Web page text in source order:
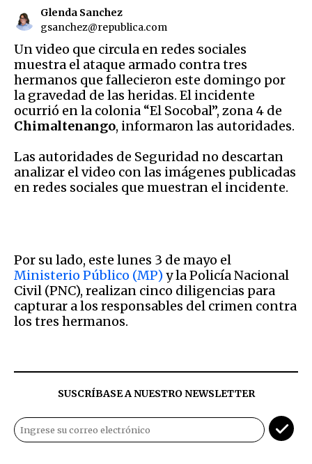
Glenda Sanchez
gsanchez@republica.com
Un video que circula en redes sociales
muestra el ataque armado contra tres
hermanos que fallecieron este domingo por
la gravedad de las heridas. El incidente
ocurrió en la colonia “El Socobal”, zona 4 de
Chimaltenango, informaron las autoridades.
Las autoridades de Seguridad no descartan
analizar el video con las imágenes publicadas
en redes sociales que muestran el incidente.
Por su lado, este lunes 3 de mayo el
Ministerio Público (MP) y la Policía Nacional
Civil (PNC), realizan cinco diligencias para
capturar a los responsables del crimen contra
los tres hermanos.
SUSCRÍBASE A NUESTRO NEWSLETTER